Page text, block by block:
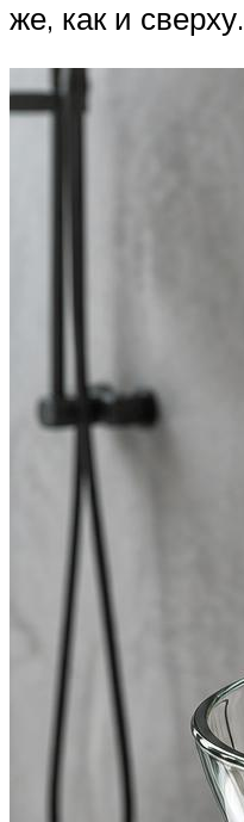
же, как и сверху.